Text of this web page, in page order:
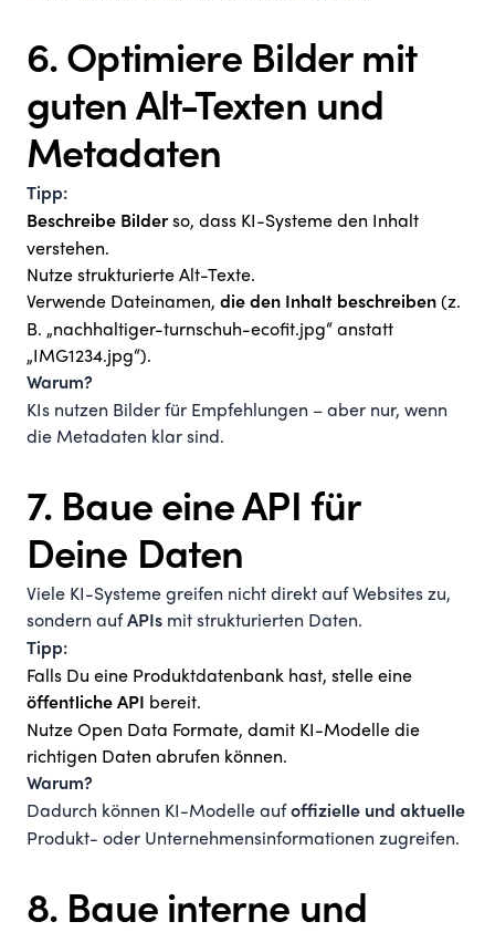
6. Optimiere Bilder mit
guten Alt-Texten und
Metadaten
Tipp:
Beschreibe Bilderso, dass KI-Systeme den Inhalt
verstehen.
Nutze strukturierte Alt-Texte.
Verwende Dateinamen, die den Inhalt beschreiben (z.
B. „nachhaltiger-turnschuh-ecofit.jpg“ anstatt
„IMG1234.jpg“).
Warum?
KIs nutzen Bilder für Empfehlungen – aber nur, wenn
die Metadaten klar sind.
7. Baue eine API für
Deine Daten
Viele KI-Systeme greifen nicht direkt auf Websites zu,
sondern auf APIs mit strukturierten Daten.
Tipp:
Falls Du eine Produktdatenbank hast, stelle eine
öffentliche API
bereit.
Nutze Open Data Formate, damit KI-Modelle die
richtigen Daten abrufen können.
Warum?
Dadurch können KI-Modelle auf offizielle und aktuelle
Produkt- oder Unternehmensinformationen zugreifen.
8. Baue interne und